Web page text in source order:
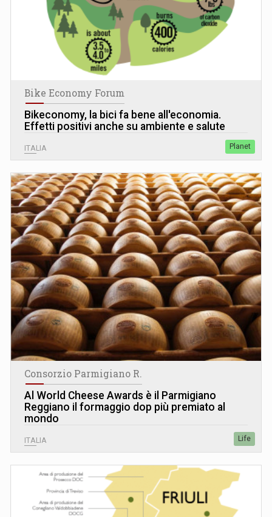
Bike Economy Forum
Bikeconomy, la bici fa bene all'economia.
Effetti positivi anche su ambiente e salute
ITALIA Planet
Consorzio Parmigiano R.
Al World Cheese Awards è il Parmigiano
Reggiano il formaggio dop più premiato al
mondo
ITALIA Life